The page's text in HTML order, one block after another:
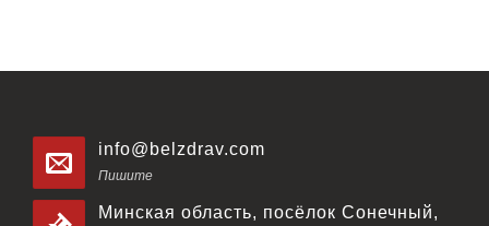
info@belzdrav.com
Пишите
Минская область, посёлок Сонечный,